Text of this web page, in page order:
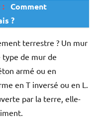
: Comment
?
terrestre ? Un mur
de mur de
armé ou en
en T inversé ou en L.
par la terre, elle-